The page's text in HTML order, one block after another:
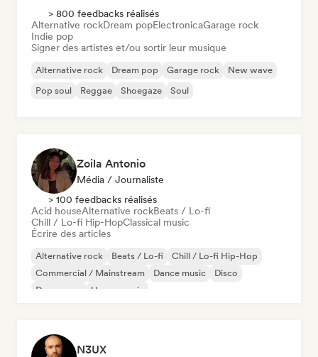
> 800 feedbacks réalisés
Alternative rockDream popElectronicaGarage rock
Indie pop
Signer des artistes et/ou sortir leur musique
Alternative rock Dream pop Garage rock
New wave
Pop soul
Reggae Shoegaze Soul
Zoila Antonio
Média / Journaliste
> 100 feedbacks réalisés
Acid houseAlternative rockBeats / Lo-fi
Chill / Lo-fi Hip-HopClassical music
Écrire des articles
Alternative rock Beats / Lo-fi
Chill / Lo-fi Hip-Hop
Commercial / Mainstream
Dance music
Disco
Dream pop
House music
N3UX